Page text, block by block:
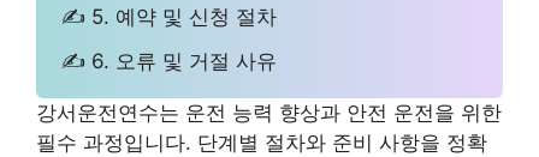
✍ 5. 예약 및 신청 절차
✍ 6. 오류 및 거절 사유
강서운전연수는 운전 능력 향상과 안전 운전을 위한
필수 과정입니다. 단계별 절차와 준비 사항을 정확